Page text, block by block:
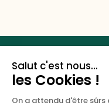
Les clés de
sexuelle.